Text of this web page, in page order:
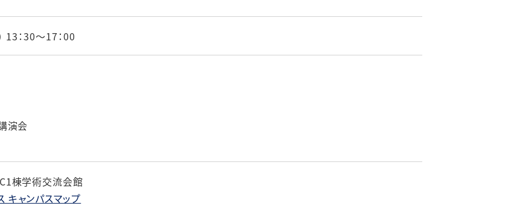
13：30～17：00
演会
棟学術交流会館
キャンパスマップ